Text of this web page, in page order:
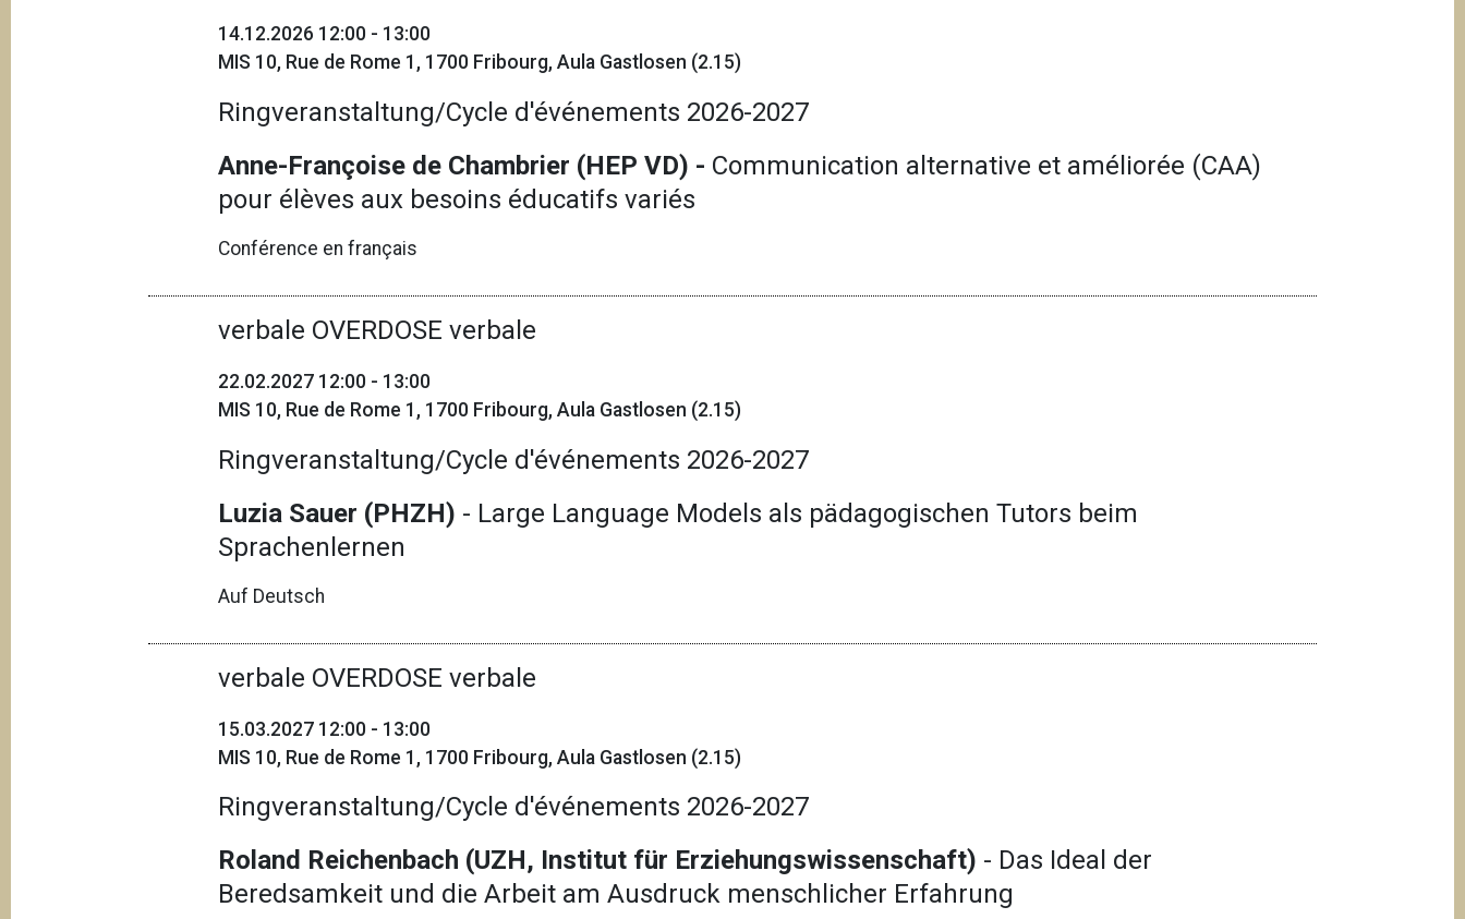
14.12.2026 12:00 - 13:00
MIS 10, Rue de Rome 1, 1700 Fribourg, Aula Gastlosen (2.15)
Ringveranstaltung/Cycle d'événements 2026-2027
Anne-Françoise de Chambrier (HEP VD) - Communication alternative et améliorée (CAA)
pour élèves aux besoins éducatifs variés
Conférence en français
verbale OVERDOSE verbale
22.02.2027 12:00 - 13:00
MIS 10, Rue de Rome 1, 1700 Fribourg, Aula Gastlosen (2.15)
Ringveranstaltung/Cycle d'événements 2026-2027
Luzia Sauer (PHZH) - Large Language Models als pädagogischen Tutors beim
Sprachenlernen
Auf Deutsch
verbale OVERDOSE verbale
15.03.2027 12:00 - 13:00
MIS 10, Rue de Rome 1, 1700 Fribourg, Aula Gastlosen (2.15)
Ringveranstaltung/Cycle d'événements 2026-2027
Roland Reichenbach (UZH, Institut für Erziehungswissenschaft) - Das Ideal der
Beredsamkeit und die Arbeit am Ausdruck menschlicher Erfahrung